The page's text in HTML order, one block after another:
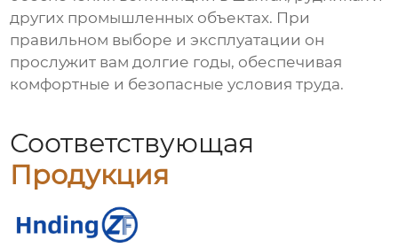
других промышленных объектах. При
правильном выборе и эксплуатации он
прослужит вам долгие годы, обеспечивая
комфортные и безопасные условия труда.
Соответствующая
Продукция